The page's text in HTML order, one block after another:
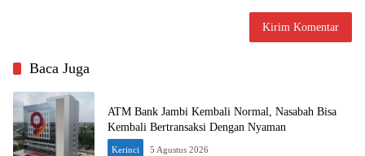
Baca Juga
ATM Bank Jambi Kembali Normal, Nasabah Bisa
Kembali Bertransaksi Dengan Nyaman
Kerinci 5 Agustus 2026